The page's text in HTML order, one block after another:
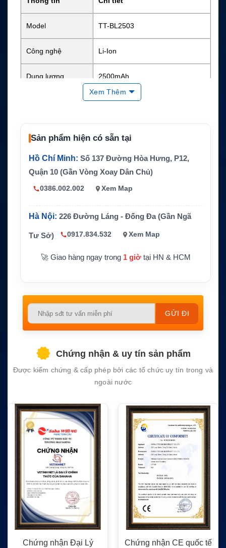
Model TT-BL2503
Công nghệ Li-Ion
Dung lượng 2500mAh
Điện áp danh định 7.4V
Kích thước 106.4 x 56.3 x 24.3 mm
Thiết bị tương thích Hytera PD70X, PD75X, PD78X
Hytera
Xem Thêm
Sản phẩm hiện có sẵn tại
Hồ Chí Minh: Số 137 Đường Hòa Hưng, P12,
Quận 10 (Gần Vòng Xoay Dân Chủ)
0386.002.002 Xem Map
Hà Nội: 226 Đường Láng - Đống Đa (Gần Ngã
Tư Sở) 0917.834.532 Xem Map
🚀 Giao hàng ngay trong 1 giờtại HN & HCM
Please
empty.
Chứng nhận & uy tín sản phẩm
Được kiểm chứng & cấp phép bởi các tổ chức uy tín trong và
ngoài nước
Chứng nhận Đại Lý
Chứng nhận CE quốc tế